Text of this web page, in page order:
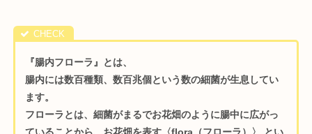
『腸内フローラ』とは、
腸内には数百種類、数百兆個という数の細菌が生息してい
ます。
フローラとは、細菌がまるでお花畑のように腸中に広がっ
ていることから、お花畑を表す〈flora（フローラ）〉 とい